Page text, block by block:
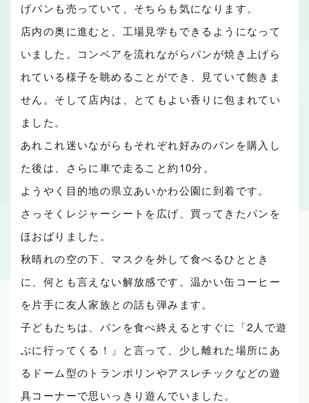
げパンも売っていて、そちらも気になります。
店内の奥に進むと、工場見学もできるようになって
いました。コンベアを流れながらパンが焼き上げら
れている様子を眺めることができ、見ていて飽きま
せん。そして店内は、とてもよい香りに包まれてい
ました。
あれこれ迷いながらもそれぞれ好みのパンを購入し
た後は、さらに車で走ること約10分。
ようやく目的地の県立あいかわ公園に到着です。
さっそくレジャーシートを広げ、買ってきたパンを
ほおばりました。
秋晴れの空の下、マスクを外して食べるひととき
に、何とも言えない解放感です。温かい缶コーヒー
を片手に友人家族との話も弾みます。
子どもたちは、パンを食べ終えるとすぐに「2人で遊
ぶに行ってくる！」と言って、少し離れた場所にあ
るドーム型のトランポリンやアスレチックなどの遊
具コーナーで思いっきり遊んでいました。